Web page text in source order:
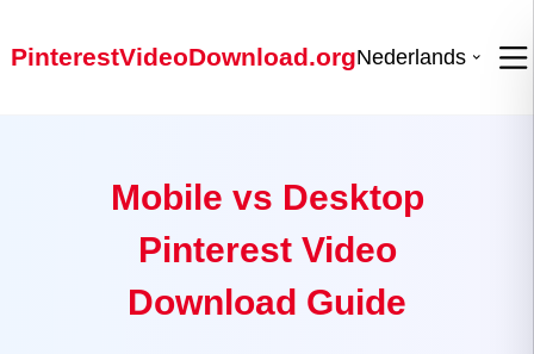
PinterestVideoDownload.orgNederlands
Mobile vs Desktop
Pinterest Video
Download Guide